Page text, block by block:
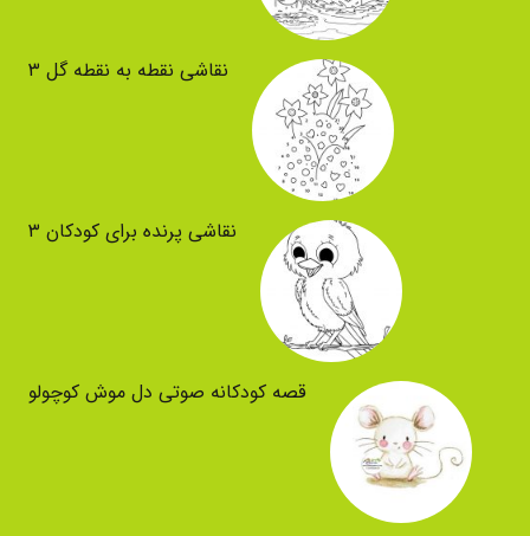
نقاشی نقطه به نقطه گل ۳
نقاشی پرنده برای کودکان ۳
قصه کودکانه صوتی دل موش کوچولو